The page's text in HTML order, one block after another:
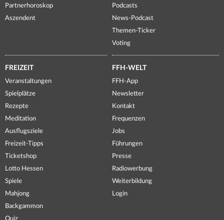
Partnerhoroskop
Aszendent
Podcasts
News-Podcast
Themen-Ticker
Voting
FREIZEIT
Veranstaltungen
Spielplätze
Rezepte
Meditation
Ausflugsziele
Freizeit-Tipps
Ticketshop
Lotto Hessen
Spiele
Mahjong
Backgammon
FFH-WELT
FFH-App
Newsletter
Kontakt
Frequenzen
Jobs
Führungen
Presse
Radiowerbung
Weiterbildung
Login